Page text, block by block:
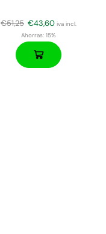
€51,25 €43,60 iva incl.
Ahorras: 15%